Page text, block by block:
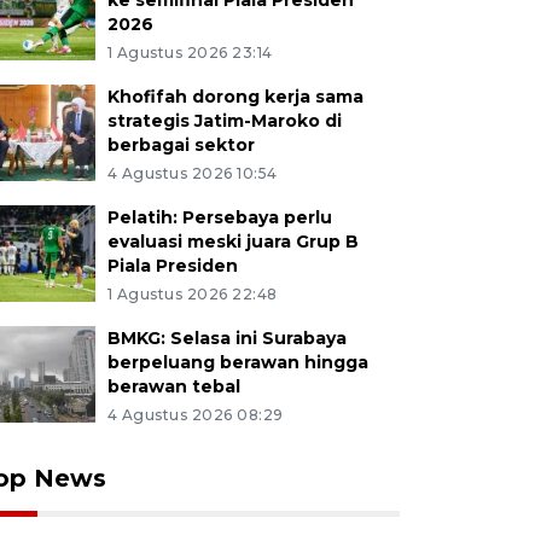
2026
1 Agustus 2026 23:14
Khofifah dorong kerja sama
strategis Jatim-Maroko di
berbagai sektor
4 Agustus 2026 10:54
Pelatih: Persebaya perlu
evaluasi meski juara Grup B
Piala Presiden
1 Agustus 2026 22:48
BMKG: Selasa ini Surabaya
berpeluang berawan hingga
berawan tebal
4 Agustus 2026 08:29
News